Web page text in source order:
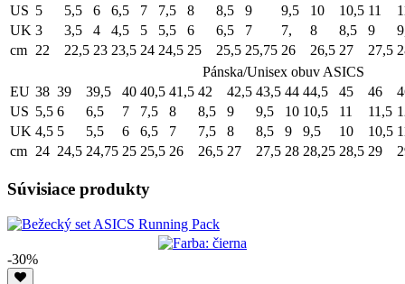
US 5 5,5 6 6,5 7 7,5 8 8,5 9 9,5 10 10,5 11
UK 3 3,5 4 4,5 5 5,5 6 6,5 7 7, 8 8,5 9
cm 22 22,5 23 23,5 24 24,5 25 25,5 25,75 26 26,5 27 27,5
Pánska/Unisex obuv ASICS
EU 38 39 39,5 40 40,5 41,5 42 42,5 43,5 44 44,5 45 46
US 5,5 6 6,5 7 7,5 8 8,5 9 9,5 10 10,5 11 11,5
UK 4,5 5 5,5 6 6,5 7 7,5 8 8,5 9 9,5 10 10,5
cm 24 24,5 24,75 25 25,5 26 26,5 27 27,5 28 28,25 28,5 29
Súvisiace produkty
-30%